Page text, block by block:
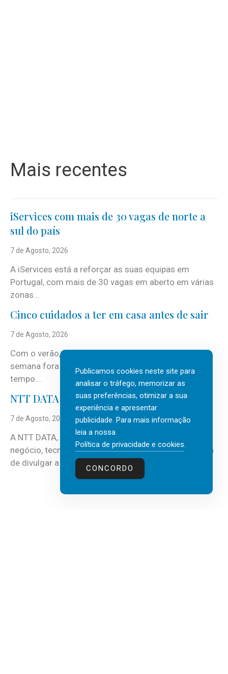
Mais recentes
iServices com mais de 30 vagas de norte a
sul do país
7 de Agosto, 2026
A iServices está a reforçar as suas equipas em
Portugal, com mais de 30 vagas em aberto em várias
zonas...
Cinco cuidados a ter em casa antes de sair
7 de Agosto, 2026
Com o verão, chegam também as férias, os fins-de-
semana fora e os dias em que a casa fica mais
tempo...
NTT DATA Insurtech Global Outlook 2026
7 de Agosto, 2026
A NTT DATA, consultora global em serviços de
negócio, tecnologia e inteligência artificial (IA), acaba
de divulgar a mais recente...
Publicamos cookies neste site para
analisar o tráfego, memorizar as
suas preferências, otimizar a sua
experiência e apresentar
publicidade. Para mais informação
leia a nossa
Política de privacidade e cookies.
CONCORDO